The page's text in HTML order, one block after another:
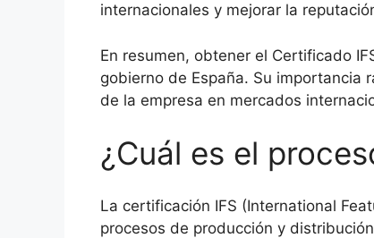
internacionales y mejorar la
En resumen, obtener el Certificado
gobierno de España. Su importancia
de la empresa en mercados
¿Cuál es el
La certificación IFS (International
procesos de producción y